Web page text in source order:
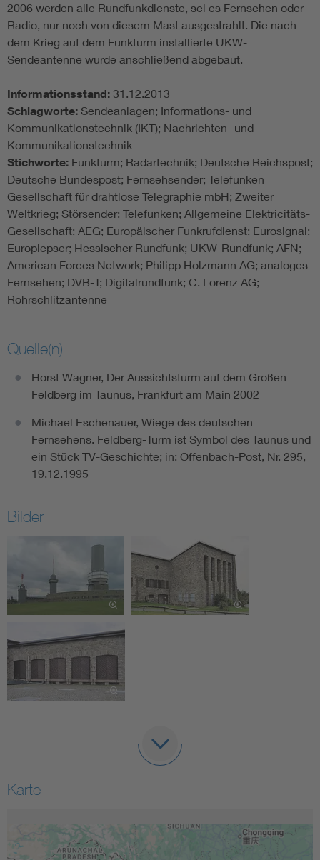
2006 werden alle Rundfunkdienste, sei es Fernsehen oder
Radio, nur noch von diesem Mast ausgestrahlt. Die nach
dem Krieg auf dem Funkturm installierte UKW-
Sendeantenne wurde anschließend abgebaut.
Informationsstand: 31.12.2013
Schlagworte: Sendeanlagen; Informations- und
Kommunikationstechnik (IKT); Nachrichten- und
Kommunikationstechnik
Stichworte: Funkturm; Radartechnik; Deutsche Reichspost;
Deutsche Bundespost; Fernsehsender; Telefunken
Gesellschaft für drahtlose Telegraphie mbH; Zweiter
Weltkrieg; Störsender; Telefunken; Allgemeine Elektricitäts-
Gesellschaft; AEG; Europäischer Funkrufdienst; Eurosignal;
Europiepser; Hessischer Rundfunk; UKW-Rundfunk; AFN;
American Forces Network; Philipp Holzmann AG; analoges
Fernsehen; DVB-T; Digitalrundfunk; C. Lorenz AG;
Rohrschlitzantenne
Quelle(n)
Horst Wagner, Der Aussichtsturm auf dem Großen
Feldberg im Taunus, Frankfurt am Main 2002
Michael Eschenauer, Wiege des deutschen
Fernsehens. Feldberg-Turm ist Symbol des Taunus und
ein Stück TV-Geschichte; in: Offenbach-Post, Nr. 295,
19.12.1995
Bilder
Karte